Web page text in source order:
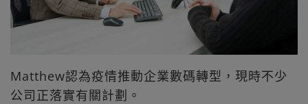
Matthew認為疫情推動企業數碼轉型，現時不少
公司正落實有關計劃。